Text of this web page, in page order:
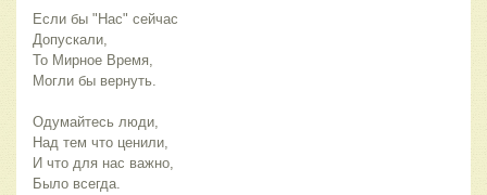
Если бы "Нас" сейчас
Допускали,
То Мирное Время,
Могли бы вернуть.
Одумайтесь люди,
Над тем что ценили,
И что для нас важно,
Было всегда.